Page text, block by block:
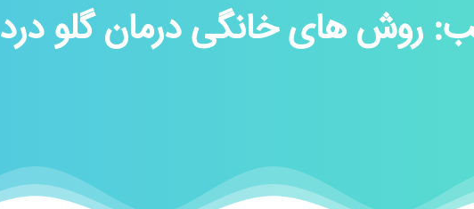
روش های خانگی درمان گلو درد